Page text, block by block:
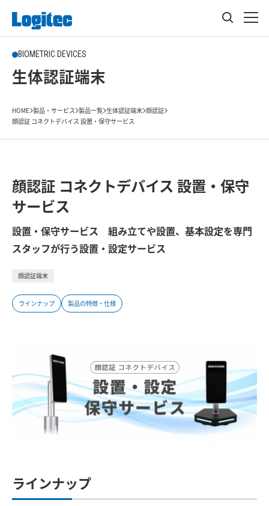
BIOMETRIC DEVICES
生体認証端末
HOME 製品・サービス 製品一覧 生体認証端末 顔認証
顔認証 コネクトデバイス 設置・保守サービス
顔認証 コネクトデバイス 設置・保守
サービス
設置・保守サービス 組み立てや設置、基本設定を専門
スタッフが行う設置・設定サービス
顔認証端末
ラインナップ 製品の特徴・仕様
ラインナップ